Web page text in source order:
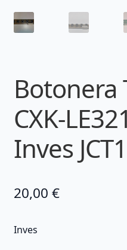
Botonera
CXK-
Inves
20,00 €
Inves